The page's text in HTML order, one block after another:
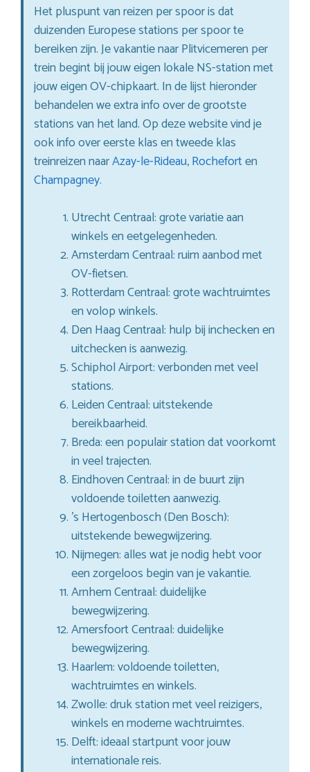
Het pluspunt van reizen per spoor is dat
duizenden Europese stations per spoor te
bereiken zijn. Je vakantie naar Plitvicemeren per
trein begint bij jouw eigen lokale NS-station met
jouw eigen OV-chipkaart. In de lijst hieronder
behandelen we extra info over de grootste
stations van het land. Op deze website vind je
ook info over eerste klas en tweede klas
treinreizen naarAzay-le-Rideau,Rocheforten
Champagney.
Utrecht Centraal: grote variatie aan
winkels en eetgelegenheden.
Amsterdam Centraal: ruim aanbod met
OV-fietsen.
Rotterdam Centraal: grote wachtruimtes
en volop winkels.
Den Haag Centraal: hulp bij inchecken en
uitchecken is aanwezig.
Schiphol Airport: verbonden met veel
stations.
Leiden Centraal: uitstekende
bereikbaarheid.
Breda: een populair station dat voorkomt
in veel trajecten.
Eindhoven Centraal: in de buurt zijn
voldoende toiletten aanwezig.
’s Hertogenbosch (Den Bosch):
uitstekende bewegwijzering.
Nijmegen: alles wat je nodig hebt voor
een zorgeloos begin van je vakantie.
Arnhem Centraal: duidelijke
bewegwijzering.
Amersfoort Centraal: duidelijke
bewegwijzering.
Haarlem: voldoende toiletten,
wachtruimtes en winkels.
Zwolle: druk station met veel reizigers,
winkels en moderne wachtruimtes.
Delft: ideaal startpunt voor jouw
internationale reis.